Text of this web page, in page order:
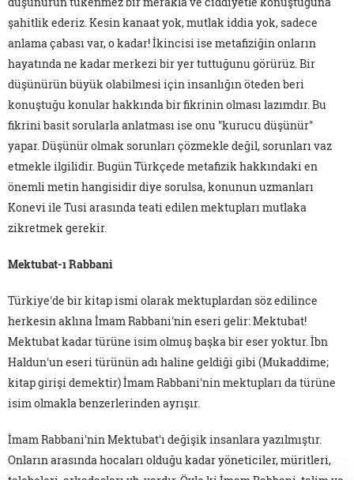
şahitlik ederiz. Kesin kanaat yok, mutlak iddia yok, sadece
anlama çabası var, o kadar! İkincisi ise metafiziğin onların
hayatında ne kadar merkezi bir yer tuttuğunu görürüz. Bir
düşünürün büyük olabilmesi için insanlığın öteden beri
konuştuğu konular hakkında bir fikrinin olması lazımdır. Bu
fikrini basit sorularla anlatması ise onu "kurucu düşünür"
yapar. Düşünür olmak sorunları çözmekle değil, sorunları vaz
etmekle ilgilidir. Bugün Türkçede metafizik hakkındaki en
önemli metin hangisidir diye sorulsa, konunun uzmanları
Konevi ile Tusi arasında teati edilen mektupları mutlaka
zikretmek gerekir.
Mektubat-ı Rabbani
Türkiye'de bir kitap ismi olarak mektuplardan söz edilince
herkesin aklına İmam Rabbani'nin eseri gelir: Mektubat!
Mektubat kadar türüne isim olmuş başka bir eser yoktur. İbn
Haldun'un eseri türünün adı haline geldiği gibi (Mukaddime;
kitap girişi demektir) İmam Rabbani'nin mektupları da türüne
isim olmakla benzerlerinden ayrışır.
İmam Rabbani'nin Mektubat'ı değişik insanlara yazılmıştır.
Onların arasında hocaları olduğu kadar yöneticiler, müritleri,